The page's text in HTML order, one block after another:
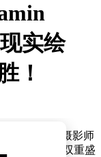
实绘
！
Everett的摄影师
觉与心灵的双重盛